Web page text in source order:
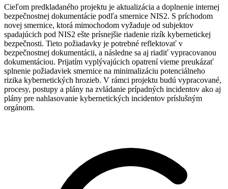
Cieľom predkladaného projektu je aktualizácia a doplnenie internej
bezpečnostnej dokumentácie podľa smernice NIS2. S príchodom
novej smernice, ktorá mimochodom vyžaduje od subjektov
spadajúcich pod NIS2 ešte prísnejšie riadenie rizík kybernetickej
bezpečnosti. Tieto požiadavky je potrebné reflektovať v
bezpečnostnej dokumentácii, a následne sa aj riadiť vypracovanou
dokumentáciou. Prijatím vyplývajúcich opatrení vieme preukázať
splnenie požiadaviek smernice na minimalizáciu potenciálneho
rizika kybernetických hrozieb. V rámci projektu budú vypracované,
procesy, postupy a plány na zvládanie prípadných incidentov ako aj
plány pre nahlasovanie kybernetických incidentov príslušným
orgánom.